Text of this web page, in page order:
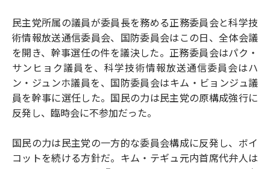
民主党所属の議員が委員長を務める正務委員会と科学技
術情報放送通信委員会、国防委員会はこの日、全体会議
を開き、幹事選任の件を議決した。正務委員会はパク・
サンヒョク議員を、科学技術情報放送通信委員会はハ
ン・ジュンホ議員を、国防委員会はキム・ビョンジュ議
員を幹事に選任した。国民の力は民主党の原構成強行に
反発し、臨時会に不参加だった。
国民の力は民主党の一方的な委員会構成に反発し、ボイ
コットを続ける方針だ。キム・テギュ元内首席代弁人は